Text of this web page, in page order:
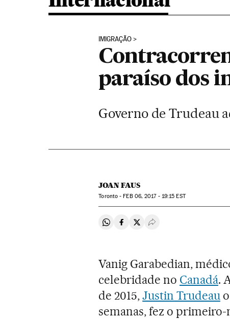
IMIGRAÇÃO
paraíso dos
Governo de Trudeau
JOAN FAUS
Toronto -FEB06, 2017 - 19:15 EST
Compartir en Whatsapp
Compartir en Facebook
Compartir en Twitter
Desplegar Redes
Vanig Garabedian,
celebridade no Canadá.
de 2015,Justin Trudeauo
semanas, fez o